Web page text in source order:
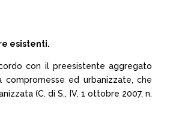
esistenti.
con il preesistente aggregato
ed urbanizzate, che
(C. di S., IV, 1 ottobre 2007, n.